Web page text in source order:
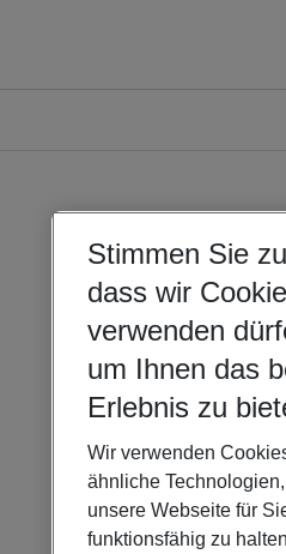
Stimmen Sie
dass wir
verwenden
um Ihnen das
Erlebnis zu
Wir verwenden
ähnliche
unsere Webseite für
funktionsfähig zu